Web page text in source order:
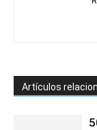
Artículos